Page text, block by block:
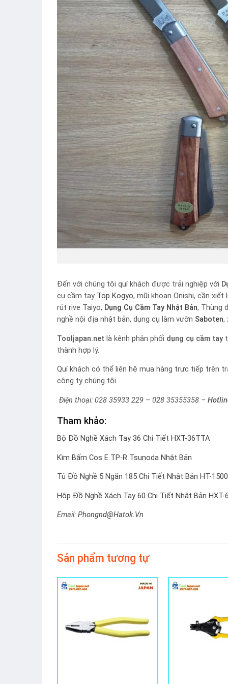
Đến với chúng tôi quí khách được trải nghiệp với
cụ cầm tay Top Kogyo, mũi khoan Onishi, cần
rút rive Taiyo, Dụng Cụ Cầm Tay Nhật Bản, Thùng
nghề nội địa nhật bản, dụng cụ làm vườn Saboten,
Tooljapan.net là kênh phân phối dụng cụ cầm tay
thành hợp lý.
Quí khách có thể liên hệ mua hàng trực tiếp trên
công ty chúng tôi.
Điện thoại: 028 35933 229 – 028 35355358 –
Tham khảo:
Bộ Đồ Nghề Xách Tay 36 Chi Tiết HXT-36TTA
Kìm Bấm Cos E TP-R Tsunoda Nhật Bản
Tủ Đồ Nghề 5 Ngăn 185 Chi Tiết Nhật Bản HT-
Hộp Đồ Nghề Xách Tay 60 Chi Tiết Nhật Bản HXT-
Email: Phongnd@Hatok.Vn
Sản phẩm tương tự